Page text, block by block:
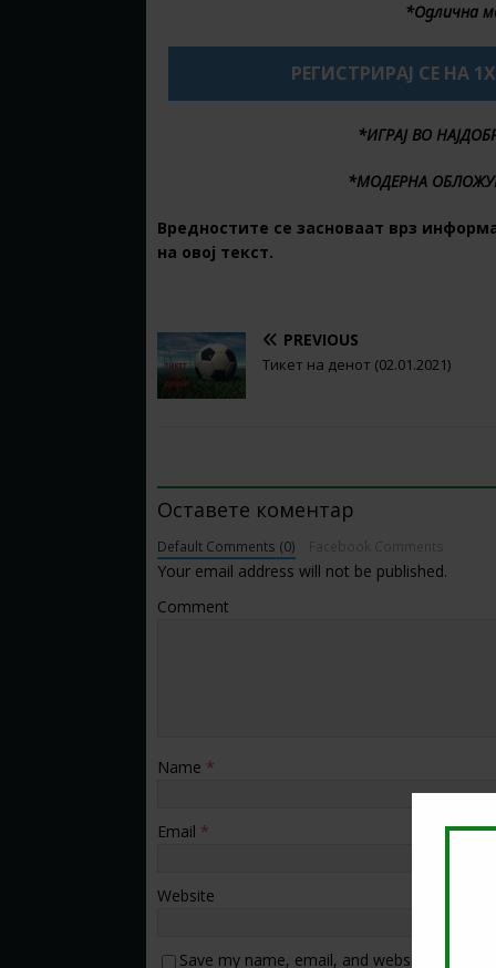
*Одлична
РЕГИСТРИРАЈ СЕ НА
*ИГРАЈ ВО
*МОДЕРНА
Вредностите се засноваат врз
на овој текст.
PREVIOUS
Тикет на денот (02.01.2021)
Оставете коментар
Default Comments (0)
Your email address will not be published.
Comment
Name *
Email *
Website
Save my name, email, and website in this